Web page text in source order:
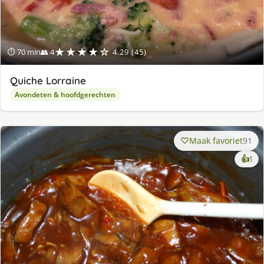
⏱ 70 min👥 4★★★★☆ 4.29 (45)
Quiche Lorraine
Avondeten & hoofdgerechten
Maak favoriet91
👍1